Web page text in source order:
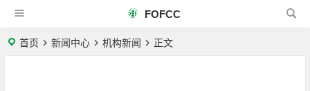
FOFCC
首页 新闻中心 机构新闻 正文